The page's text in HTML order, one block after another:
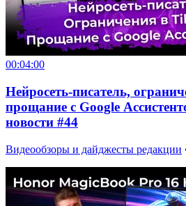
00:04:00
Нейросеть-писатель,
прощание с Google
новости #44
Видеообзоры и дайджесты редакции